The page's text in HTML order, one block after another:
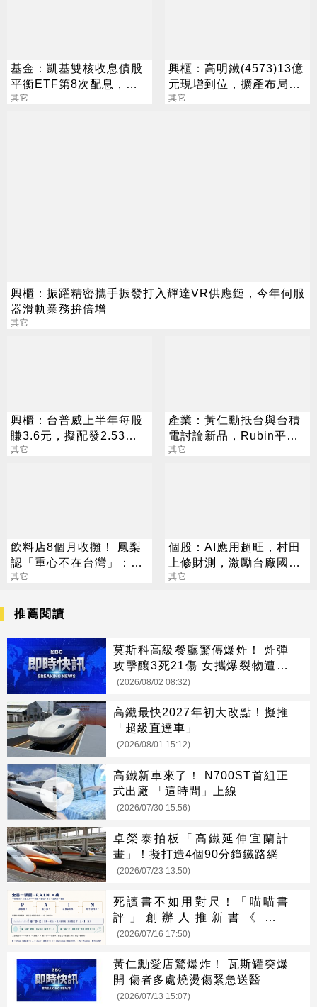
基金：凱基雙核收息債股
平衡ETF第8次配息，擬
配發0.082元，8月18日除
其它
興櫃：高明鐵(4573)13億
元現增到位，擴產布局AI
高速光互連量產商機
其它
興櫃：振躍精密攜手振發打入輝達VR供應鏈，今年伺服
器滑軌業務拚倍增
其它
興櫃：台普威上半年每股
賺3.6元，擬配發2.53元
股息及買回庫藏股60萬股
其它
產業：黃仁勳抵台與台積
電討論新品，Rubin平台
啟動，半導體供應鏈明年
其它
飲料店8個月收攤！ 鳳梨
認「重心不在台灣」：病
態社會無藥可醫
其它
個股：AI應用超旺，村田
上修財測，激勵台廠國巨
*、華新科等股價歡慶亮燈
其它
推薦閱讀
莫斯科高級餐廳驚傳爆炸！ 炸彈
攻擊釀3死21傷 女攜爆裂物遭攔
引爆
(2026/08/02 08:32)
高鐵最快2027年初大改點！擬推
「超級直達車」
(2026/08/01 15:12)
高鐵新車來了！ N700ST首組正
式出廠 「這時間」上線
(2026/07/30 15:56)
卓榮泰拍板「高鐵延伸宜蘭計
畫」！擬打造4個90分鐘鐵路網
(2026/07/23 13:50)
死讀書不如用對尺！「喵喵書
評」創辦人推新書《痛點
P.A.I.N.》 揭密將千本商業書化
(2026/07/16 17:50)
黃仁勳愛店驚爆炸！ 瓦斯罐突爆
開 傷者多處燒燙傷緊急送醫
(2026/07/13 15:07)